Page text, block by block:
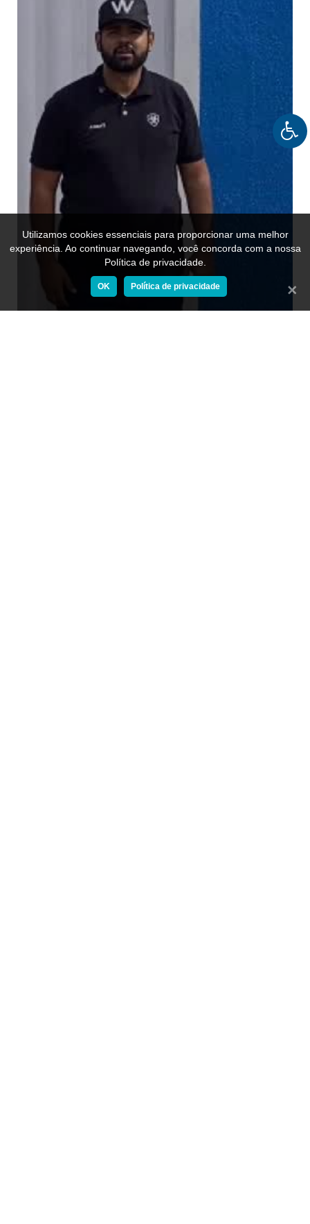
Utilizamos cookies essenciais para proporcionar uma melhor
experiência. Ao continuar navegando, você concorda com a nossa
Política de privacidade.
OK Política de privacidade Fechar